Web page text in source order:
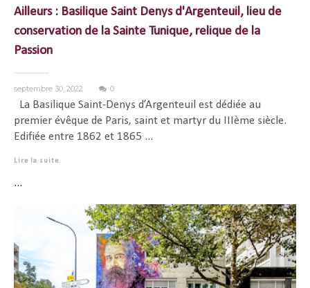
Ailleurs : Basilique Saint Denys d'Argenteuil, lieu de
conservation de la Sainte Tunique, relique de la
Passion
septembre 30, 2022 0
La Basilique Saint-Denys d’Argenteuil est dédiée au
premier évêque de Paris, saint et martyr du IIIème siècle.
Edifiée entre 1862 et 1865 ...
Lire la suite
...